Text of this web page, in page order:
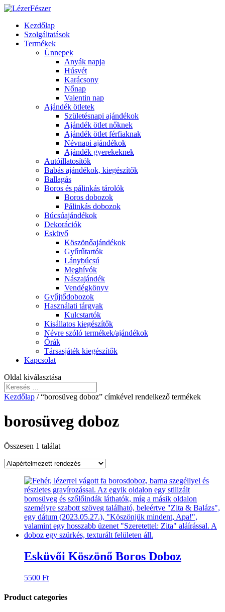
Kezdőlap
Szolgáltatások
Termékek
Ünnepek
Anyák napja
Húsvét
Karácsony
Nőnap
Valentin nap
Ajándék ötletek
Születésnapi ajándékok
Ajándék ötlet nőknek
Ajándék ötlet férfiaknak
Névnapi ajándékok
Ajándék gyerekeknek
Autóillatosítók
Babás ajándékok, kiegészítők
Ballagás
Boros és pálinkás tárolók
Boros dobozok
Pálinkás dobozok
Búcsúajándékok
Dekorációk
Esküvő
Köszönőajándékok
Gyűrűtartók
Lánybúcsú
Meghívók
Nászajándék
Vendégkönyv
Gyűjtődobozok
Használati tárgyak
Kulcstartók
Kisállatos kiegészítők
Névre szóló termékek/ajándékok
Órák
Társasjáték kiegészítők
Kapcsolat
Oldal kiválasztása
Kezdőlap / “borosüveg doboz” címkével rendelkező termékek
borosüveg doboz
Összesen 1 találat
Esküvői Köszönő Boros Doboz
5500 Ft
Product categories